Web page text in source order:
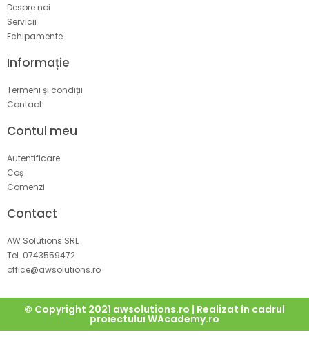
Despre noi
Servicii
Echipamente
Informație
Termeni și condiții
Contact
Contul meu
Autentificare
Coș
Comenzi
Contact
AW Solutions SRL
Tel. 0743559472
office@awsolutions.ro
© Copyright 2021 awsolutions.ro | Realizat în cadrul
proiectului WAcademy.ro